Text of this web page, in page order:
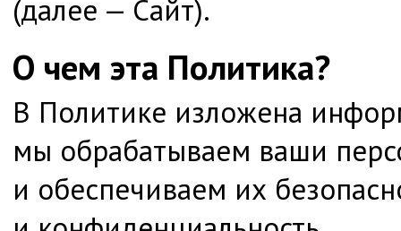
(далее — Сайт).
О чем эта Политика?
В Политике изложена
мы обрабатываем ваши
и обеспечиваем их